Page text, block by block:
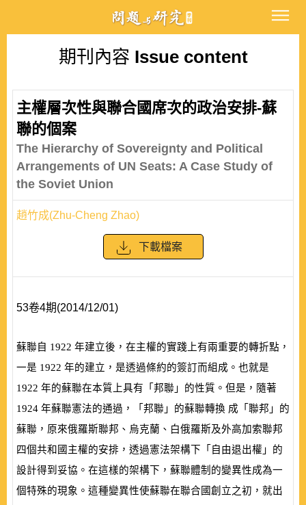
期刊內容 Issue content
主權層次性與聯合國席次的政治安排-蘇
聯的個案
The Hierarchy of Sovereignty and Political
Arrangements of UN Seats: A Case Study of
the Soviet Union
趙竹成(Zhu-Cheng Zhao)
下載檔案
53卷4期(2014/12/01)
蘇聯自 1922 年建立後，在主權的實踐上有兩重要的轉折點，
一是 1922 年的建立，是透過條約的簽訂而組成。也就是
1922 年的蘇聯在本質上具有「邦聯」的性質。但是，隨著
1924 年蘇聯憲法的通過，「邦聯」的蘇聯轉換 成「聯邦」的
蘇聯，原來俄羅斯聯邦、烏克蘭、白俄羅斯及外高加索聯邦
四個共和國主權的安排，透過憲法架構下「自由退出權」的
設計得到妥協。在這樣的架構下，蘇聯體制的變異性成為一
個特殊的現象。這種變異性使蘇聯在聯合國創立之初，就出